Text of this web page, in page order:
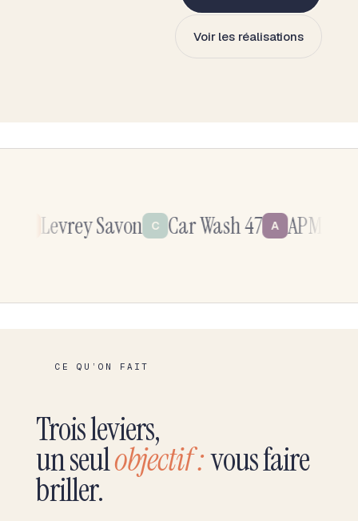
Voir les réalisations
Savon C Car Wash 47 A APM
CE QU’ON FAIT
Trois leviers,
un seulobjectif :vous faire
briller.